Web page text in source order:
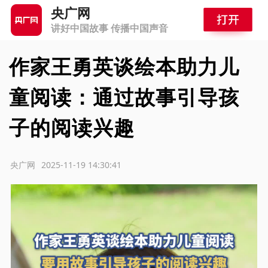
央广网
讲好中国故事 传播中国声音
作家王勇英谈绘本助力儿
童阅读：通过故事引导孩
子的阅读兴趣
2025-11-19 14:30:41
央广网